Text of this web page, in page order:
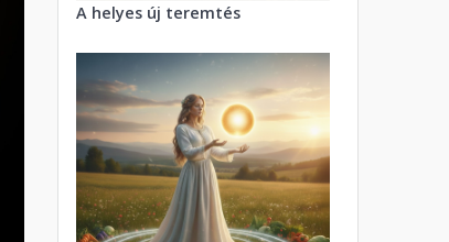
A helyes új teremtés